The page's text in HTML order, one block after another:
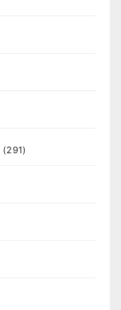
(291)